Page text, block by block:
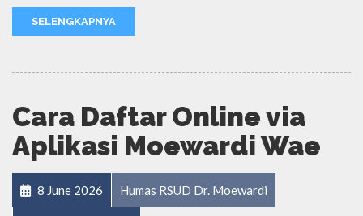
SELENGKAPNYA
Cara Daftar Online via
Aplikasi Moewardi Wae
8 June 2026 Humas RSUD Dr. Moewardi